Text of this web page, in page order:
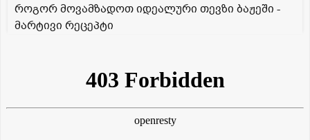
როგორ მოვამზადოთ იდეალური თევზი ბაჟეში -
მარტივი რეცეპტი